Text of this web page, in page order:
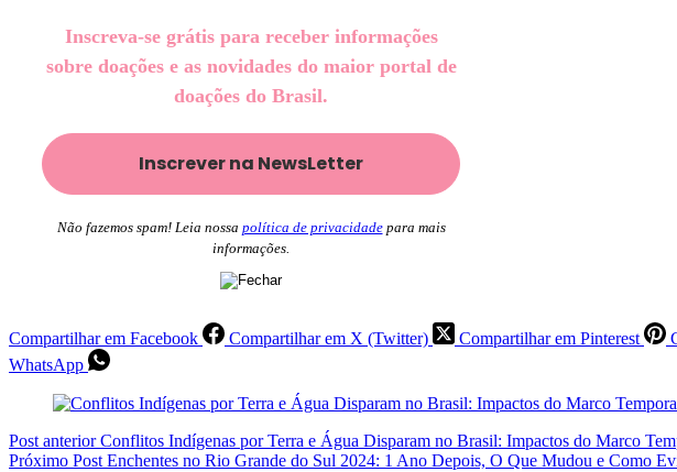
Inscreva-se grátis para receber informações
sobre doações e as novidades do maior portal de
doações do Brasil.
Não fazemos spam! Leia nossa política de privacidadepara mais
informações.
Compartilhar em Facebook Compartilhar em X (Twitter) Compartilhar em Pinterest
WhatsApp
Post anteriorConflitos Indígenas por Terra e Água Disparam no Brasil: Impactos do Marco
Próximo Post Enchentes no Rio Grande do Sul 2024: 1 Ano Depois, O Que Mudou e Como